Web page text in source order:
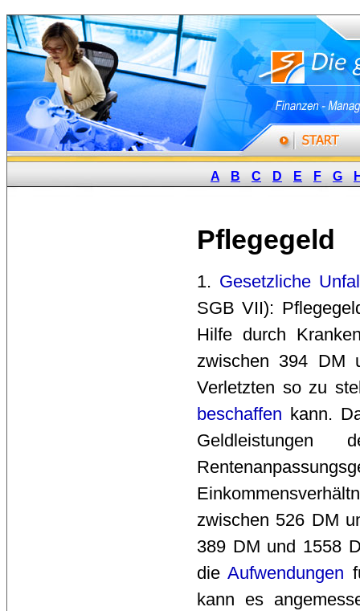
A B C D E F G
Pflegegeld
1. Gesetzliche
SGB VII):
Hilfe durch
zwischen 394 DM
Verletzten so zu
beschaffen kann.
zwischen 526 DM
389 DM und 1558
dieAufwendungen
kann es